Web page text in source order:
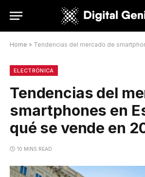
Home » Tendencias del mercado de smartphones en
ELECTRÓNICA
Tendencias del
smartphones en
qué se vende en
10 MINS READ